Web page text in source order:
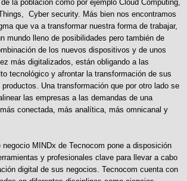
la población como por ejemplo Cloud Computing,
Cyber security. Más bien nos encontramos
que va a transformar nuestra forma de trabajar,
mundo lleno de posibilidades pero también de
de los nuevos dispositivos y de unos
más digitalizados, están obligando a las
tecnológico y afrontar la transformación de sus
Una transformación que por otro lado se
las empresas a las demandas de una
conectada, más analítica, más omnicanal y
negocio MINDx de Tecnocom pone a disposición
y profesionales clave para llevar a cabo
digital de sus negocios. Tecnocom cuenta con